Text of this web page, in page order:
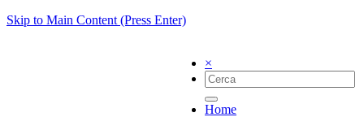
Skip to Main Content (Press Enter)
×
Home